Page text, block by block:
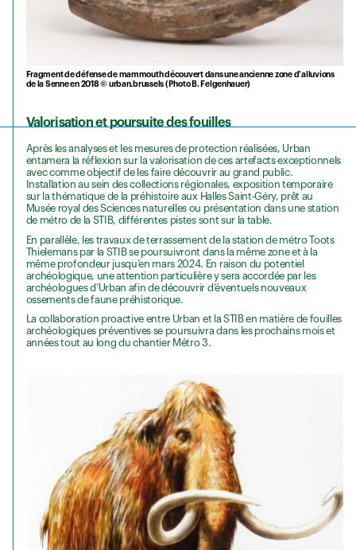
Fragment de défense de mammouth découvert dans une ancienne zone d'alluvions
de la Senne en 2018 © urban.brussels (Photo B. Felgenhauer)
Valorisation et poursuite des fouilles
Après les analyses et les mesures de protection réalisées, Urban
entamera la réflexion sur la valorisation de ces artefacts exceptionnels
avec comme objectif de les faire découvrir au grand public.
Installation au sein des collections régionales, exposition temporaire
sur la thématique de la préhistoire aux Halles Saint-Géry, prêt au
Musée royal des Sciences naturelles ou présentation dans une station
de métro de la STIB, différentes pistes sont sur la table.
En parallèle, les travaux de terrassement de la station de métro Toots
Thielemans par la STIB se poursuivront dans la même zone et à la
même profondeur jusqu’en mars 2024. En raison du potentiel
archéologique, une attention particulière y sera accordée par les
archéologues d’Urban afin de découvrir d’éventuels nouveaux
ossements de faune préhistorique.
La collaboration proactive entre Urban et la STIB en matière de fouilles
archéologiques préventives se poursuivra dans les prochains mois et
années tout au long du chantier Métro 3.